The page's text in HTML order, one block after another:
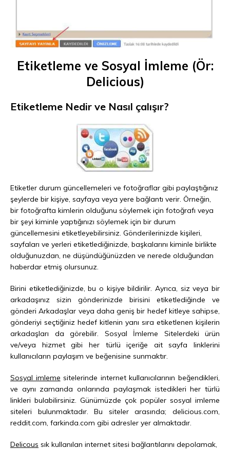
Etiketleme ve Sosyal İmleme (Ör:
Delicious)
Etiketleme Nedir ve Nasıl çalışır?
Etiketler durum güncellemeleri ve fotoğraflar gibi paylaştığınız
şeylerde bir kişiye, sayfaya veya yere bağlantı verir. Örneğin,
bir fotoğrafta kimlerin olduğunu söylemek için fotoğrafı veya
bir şeyi kiminle yaptığınızı söylemek için bir durum
güncellemesini etiketleyebilirsiniz. Gönderilerinizde kişileri,
sayfaları ve yerleri etiketlediğinizde, başkalarını kiminle birlikte
olduğunuzdan, ne düşündüğünüzden ve nerede olduğundan
haberdar etmiş olursunuz.
Birini etiketlediğinizde, bu o kişiye bildirilir. Ayrıca, siz veya bir
arkadaşınız sizin gönderinizde birisini etiketlediğinde ve
gönderi Arkadaşlar veya daha geniş bir hedef kitleye sahipse,
gönderiyi seçtiğiniz hedef kitlenin yanı sıra etiketlenen kişilerin
arkadaşları da görebilir. Sosyal İmleme Sitelerdeki ürün
ve/veya hizmet gibi her türlü içeriğe ait sayfa linklerini
kullanıcıların paylaşım ve beğenisine sunmaktır.
Sosyal imleme sitelerinde internet kullanıcılarının beğendikleri,
ve aynı zamanda onlarında paylaşmak istedikleri her türlü
linkleri bulabilirsiniz. Günümüzde çok popüler sosyal imleme
siteleri bulunmaktadır. Bu siteler arasında; delicious.com,
reddit.com, farkinda.com gibi adresler yer almaktadır.
Delicous sık kullanılan internet sitesi bağlantılarını depolamak,